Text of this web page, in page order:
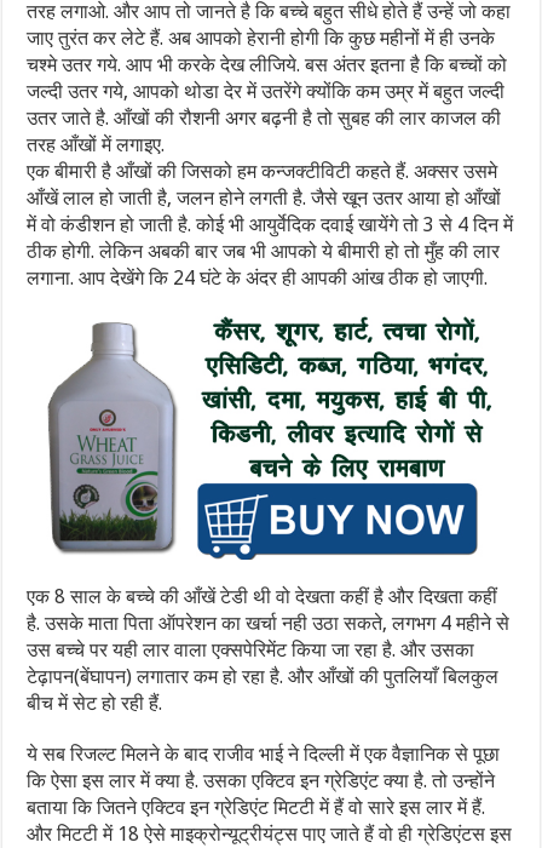
तरह लगाओ. और आप तो जानते है कि बच्चे बहुत सीधे होते हैं उन्हें जो कहा
जाए तुरंत कर लेटे हैं. अब आपको हेरानी होगी कि कुछ महीनों में ही उनके
चश्मे उतर गये. आप भी करके देख लीजिये. बस अंतर इतना है कि बच्चों को
जल्दी उतर गये, आपको थोडा देर में उतरेंगे क्योंकि कम उम्र में बहुत जल्दी
उतर जाते है. आँखों की रौशनी अगर बढ़नी है तो सुबह की लार काजल की
तरह आँखों में लगाइए.
एक बीमारी है आँखों की जिसको हम कन्जक्टीविटी कहते हैं. अक्सर उसमे
आँखें लाल हो जाती है, जलन होने लगती है. जैसे खून उतर आया हो आँखों
में वो कंडीशन हो जाती है. कोई भी आयुर्वेदिक दवाई खायेंगे तो 3 से 4 दिन में
ठीक होगी. लेकिन अबकी बार जब भी आपको ये बीमारी हो तो मुँह की लार
लगाना. आप देखेंगे कि 24 घंटे के अंदर ही आपकी आंख ठीक हो जाएगी.
एक 8 साल के बच्चे की आँखें टेडी थी वो देखता कहीं है और दिखता कहीं
है. उसके माता पिता ऑपरेशन का खर्चा नही उठा सकते, लगभग 4 महीने से
उस बच्चे पर यही लार वाला एक्सपेरिमेंट किया जा रहा है. और उसका
टेढ़ापन(बेंघापन) लगातार कम हो रहा है. और आँखों की पुतलियाँ बिलकुल
बीच में सेट हो रही हैं.
ये सब रिजल्ट मिलने के बाद राजीव भाई ने दिल्ली में एक वैज्ञानिक से पूछा
कि ऐसा इस लार में क्या है. उसका एक्टिव इन ग्रेडिएंट क्या है. तो उन्होंने
बताया कि जितने एक्टिव इन ग्रेडिएंट मिटटी में हैं वो सारे इस लार में हैं.
और मिटटी में 18 ऐसे माइक्रोन्यूट्रीयंट्स पाए जाते हैं वो ही ग्रेडिएंटस इस